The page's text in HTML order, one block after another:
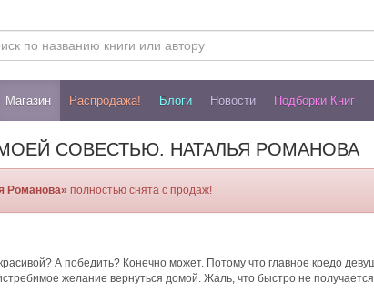
Магазин Распродажа! Блоги Новости Подборки Книг
СОВЕСТЬЮ. НАТАЛЬЯ РОМАНОВА
Романова» полностью снята с продаж!
А победить? Конечно может. Потому что главное кредо
желание вернуться домой. Жаль, что быстро не